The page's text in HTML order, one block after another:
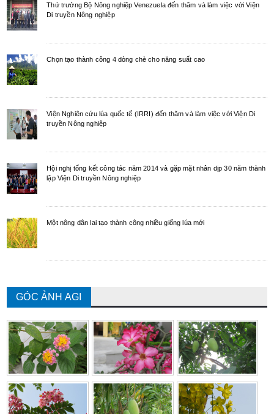
Thứ trưởng Bộ Nông nghiệp Venezuela đến thăm và làm việc với Viện
Di truyền Nông nghiệp
Chọn tạo thành công 4 dòng chè cho năng suất cao
Viện Nghiên cứu lúa quốc tế (IRRI) đến thăm và làm việc với Viện Di
truyền Nông nghiệp
Hội nghị tổng kết công tác năm 2014 và gặp mặt nhân dịp 30 năm thành
lập Viện Di truyền Nông nghiệp
Một nông dân lai tạo thành công nhiều giống lúa mới
GÓC ẢNH AGI